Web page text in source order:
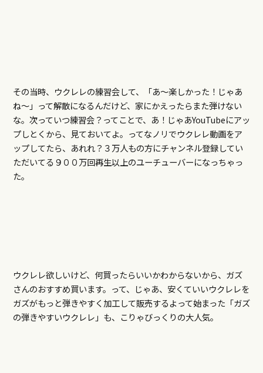
その当時、ウクレレの練習会して、「あ～楽しかった！じゃあ
ね～」って解散になるんだけど、家にかえったらまた弾けない
な。次っていつ練習会？ってことで、あ！じゃあYouTubeにアッ
プしとくから、見ておいてよ。ってなノリでウクレレ動画をア
ップしてたら、あれれ？３万人もの方にチャンネル登録してい
ただいてる９００万回再生以上のユーチューバーになっちゃっ
た。
ウクレレ欲しいけど、何買ったらいいかわからないから、ガズ
さんのおすすめ買います。って、じゃあ、安くていいウクレレを
ガズがもっと弾きやすく加工して販売するよって始まった「ガズ
の弾きやすいウクレレ」も、こりゃびっくりの大人気。